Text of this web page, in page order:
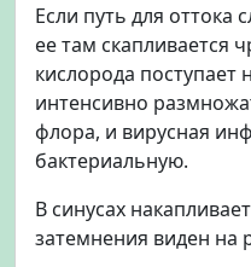
Если путь для оттока
ее там скапливается
кислорода поступает
интенсивно
флора, и вирусная
бактериальную.
В синусах
затемнения виден на